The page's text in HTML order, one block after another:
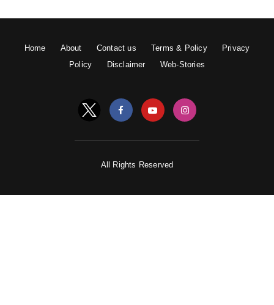
Home About Contact us Terms & Policy
Privacy
Policy
Disclaimer Web-Stories
All Rights Reserved